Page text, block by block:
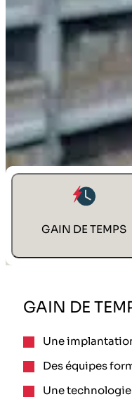
LAISSEZ-
GAIN DE TEMPS
GAIN DE
Une
Des équipes
Une